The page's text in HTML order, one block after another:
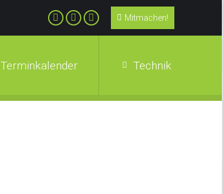
Mitmachen!
Terminkalender Technik